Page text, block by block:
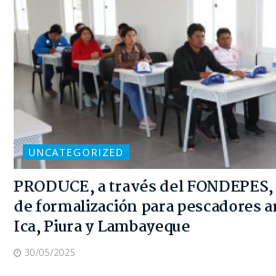
UNCATEGORIZED
PRODUCE, a través del
de formalización para pescadores
Ica, Piura y Lambayeque
30/05/2025